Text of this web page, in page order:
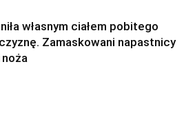
własnym ciałem pobitego
Zamaskowani napastnicy
noża